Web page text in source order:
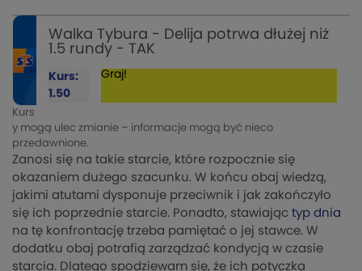
Walka Tybura - Delija potrwa dłużej niż
1.5 rundy - TAK
Kurs:
1.50
Graj!
Kurs
y mogą ulec zmianie – informacje mogą być nieco
przedawnione.
Zanosi się na takie starcie, które rozpocznie się
okazaniem dużego szacunku. W końcu obaj wiedzą,
jakimi atutami dysponuje przeciwnik i jak zakończyło
się ich poprzednie starcie. Ponadto, stawiając typ dnia
na tę konfrontację trzeba pamiętać o jej stawce. W
dodatku obaj potrafią zarządzać kondycją w czasie
starcia. Dlatego spodziewam się, że ich potyczka